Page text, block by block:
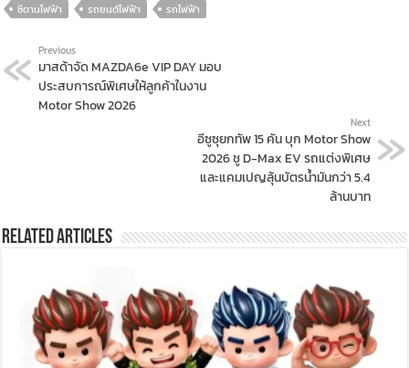
ซีดานไฟฟ้า
รถยนต์ไฟฟ้า รถไฟฟ้า
Previous
มาสด้าจัด MAZDA6e VIP DAY มอบ
ประสบการณ์พิเศษให้ลูกค้าในงาน
Motor Show 2026
Next
อีซูซุยกทัพ 15 คัน บุก Motor Show
2026 ชู D-Max EV รถแต่งพิเศษ
และแคมเปญลุ้นบัตรน้ำมันกว่า 5.4
ล้านบาท
Related Articles